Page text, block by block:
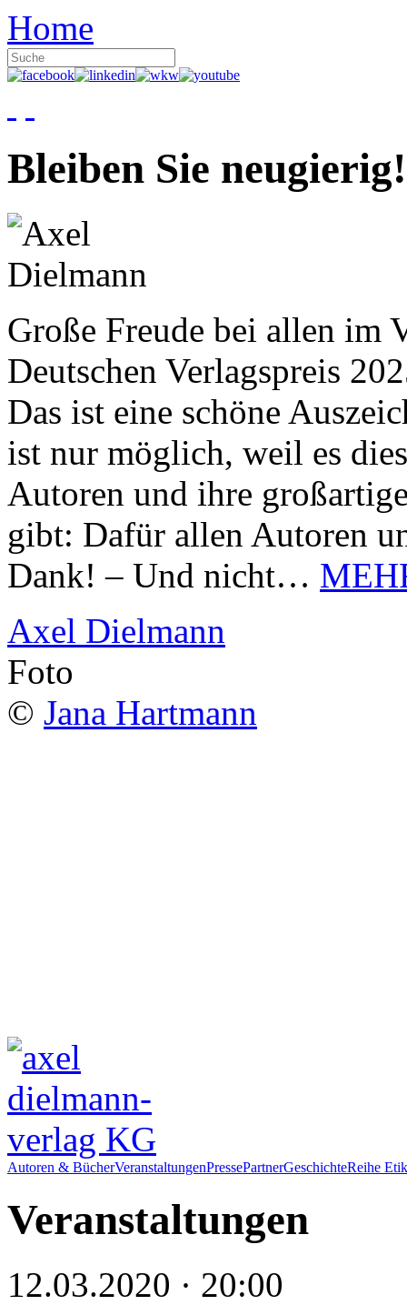
Home
Bleiben Sie neugierig!
Große Freude bei allen im
Deutschen Verlagspreis
Das ist eine schöne
ist nur möglich, weil es
Autoren und ihre
gibt: Dafür allen Autoren
Dank! – Und nicht…
Axel Dielmann
Foto
© Jana Hartmann
Autoren & BücherVeranstaltungenPressePartnerGeschichteReihe
Veranstaltungen
12.03.2020 · 20:00